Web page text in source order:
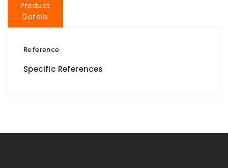
Product
Details
Reference
Specific References